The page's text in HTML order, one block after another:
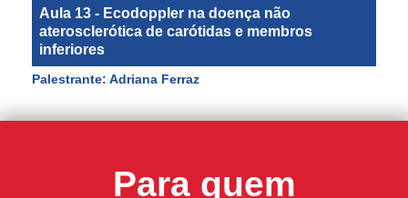
Aula 13 - Ecodoppler na doença não
aterosclerótica de carótidas e membros
inferiores
Palestrante: Adriana Ferraz
Para quem